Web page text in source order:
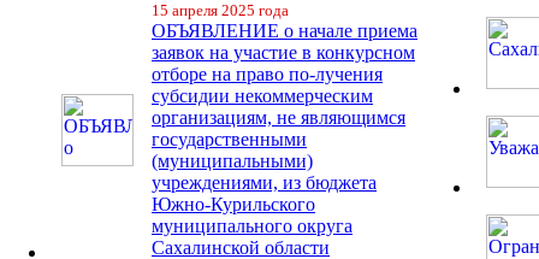
15 апреля 2025 года
ОБЪЯВЛЕНИЕ о начале приема
заявок на участие в конкурсном
отборе на право по-лучения
субсидии некоммерческим
организациям, не являющимся
государственными
(муниципальными)
учреждениями, из бюджета
Южно-Курильского
муниципального округа
Сахалинской области